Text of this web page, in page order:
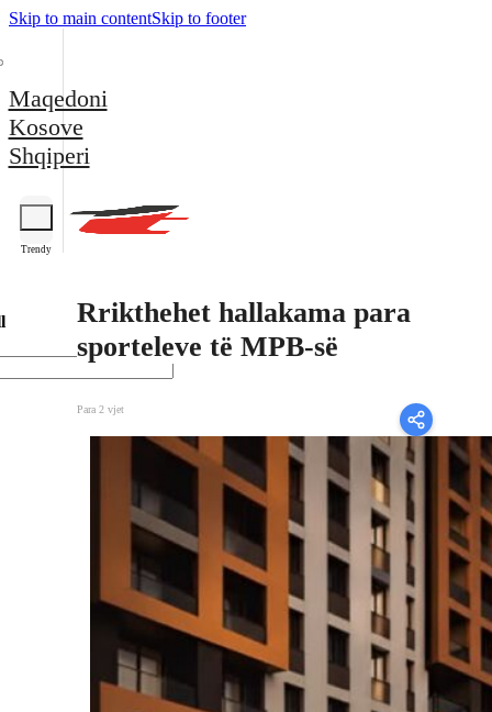
Skip to main contentSkip to footer
Maqedoni
Kosove
Shqiperi
Trendy
Rrikthehet hallakama para
sporteleve të MPB-së
Para 2 vjet